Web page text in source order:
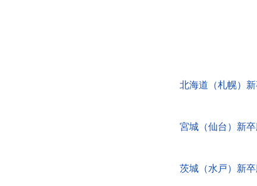
北海道（札幌）
宮城（仙台）新
茨城（水戸）新